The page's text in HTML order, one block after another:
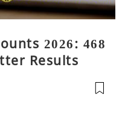
2026: 468
Results